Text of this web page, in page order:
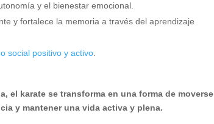
y el bienestar emocional.
y fortalece la memoria a través del aprendizaje
social positivo y activo.
el karate se transforma en una forma de moverse
y mantener una vida activa y plena.